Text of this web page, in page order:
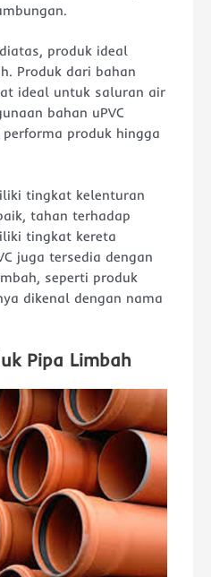
produk ideal
Produk dari bahan
ideal untuk saluran air
bahan uPVC
produk hingga
tingkat kelenturan
tahan terhadap
tingkat kereta
juga tersedia dengan
seperti produk
dikenal dengan nama
Pipa Limbah